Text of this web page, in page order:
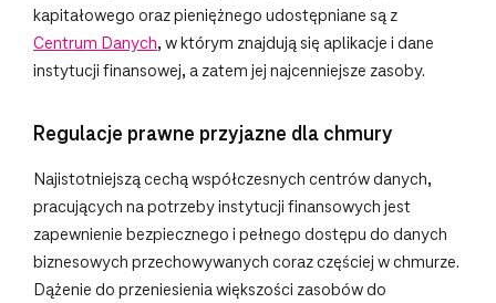
kapitałowego oraz pieniężnego udostępniane są z
Centrum Danych, w którym znajdują się aplikacje i dane
instytucji finansowej, a zatem jej najcenniejsze zasoby.
Regulacje prawne przyjazne dla chmury
Najistotniejszą cechą współczesnych centrów danych,
pracujących na potrzeby instytucji finansowych jest
zapewnienie bezpiecznego i pełnego dostępu do danych
biznesowych przechowywanych coraz częściej w chmurze.
Dążenie do przeniesienia większości zasobów do